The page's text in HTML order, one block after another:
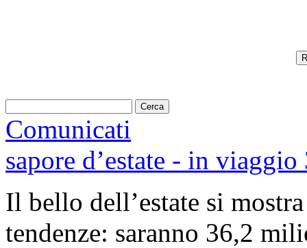
Comunicati
sapore d’estate - in
Il bello dell’estate si
tendenze: saranno 36,2